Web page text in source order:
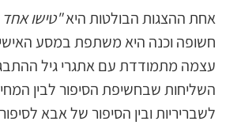
אחת ההצגות הבולטות היא"טישו אחד
חשופה וכנה היא משתפת במסע
עצמה מתמודדת עם אתגרי גיל
השליחות שבחשיפת הסיפור לבין
לשבריריות ובין הסיפור של אבא